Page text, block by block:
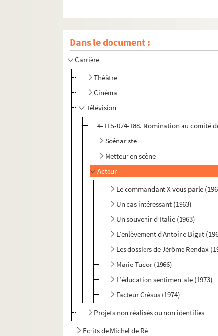
Dans le document :
Carrière
Théâtre
Cinéma
Télévision
4-TFS-024-188. Nomination au comité
Scénariste
Metteur en scène
Acteur
Le commandant X vous parle
Un cas intéressant (1963)
Un souvenir d’Italie (1963)
L’enlèvement d’Antoine Bigut
Les dossiers de Jérôme Rendax
Marie Tudor (1966)
L’éducation sentimentale (1973)
Facteur Crésus (1974)
Projets non réalisés ou non identifiés
Ecrits de Michel de Ré